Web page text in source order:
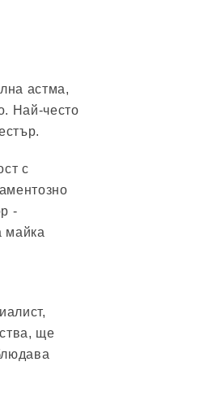
астма,
Най-често
с
-
майка
ще